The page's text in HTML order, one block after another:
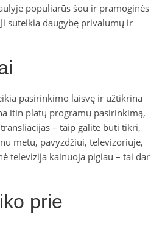
populiarūs šou ir pramoginės
suteikia daugybę privalumų ir
pasirinkimo laisvę ir užtikrina
itin platų programų pasirinkimą,
– taip galite būti tikri,
metu, pavyzdžiui, televizoriuje,
televizija kainuoja pigiau – tai dar
prie